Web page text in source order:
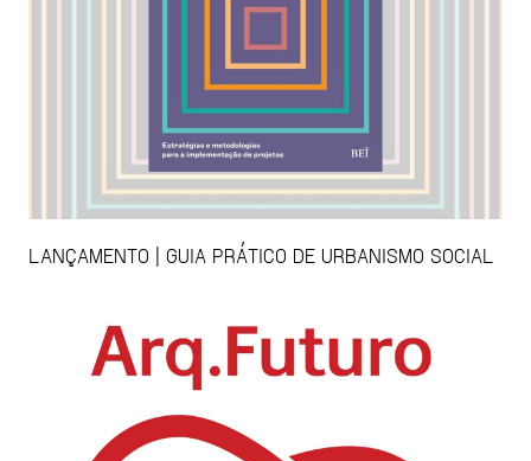
LANÇAMENTO | GUIA PRÁTICO DE URBANISMO SOCIAL